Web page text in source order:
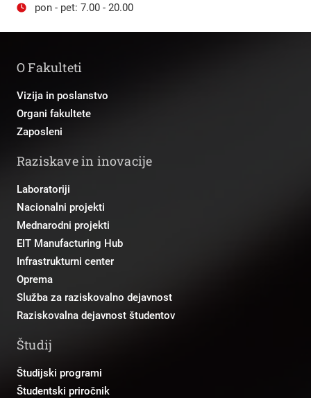
pon - pet: 7.00 - 20.00
O Fakulteti
Vizija in poslanstvo
Organi fakultete
Zaposleni
Raziskave in inovacije
Laboratoriji
Nacionalni projekti
Mednarodni projekti
EIT Manufacturing Hub
Infrastrukturni center
Oprema
Služba za raziskovalno dejavnost
Raziskovalna dejavnost študentov
Študij
Študijski programi
Študentski priročnik